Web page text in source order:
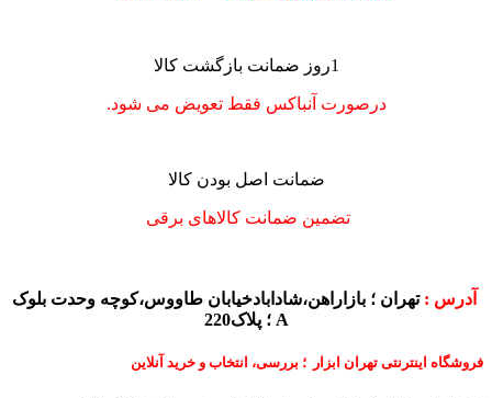
1روز ضمانت بازگشت کالا
درصورت آنباکس فقط تعویض می شود.
ضمانت اصل بودن کالا
تضمین ضمانت کالاهای برقی
آدرس : تهران ؛ بازاراهن،شادابادخیابان طاووس،کوچه وحدت بلوک
A ؛ پلاک220
فروشگاه اینترنتی تهران ابزار ؛ بررسی، انتخاب و خرید آنلاین